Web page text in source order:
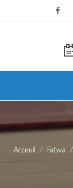
Acceuil Fatwa